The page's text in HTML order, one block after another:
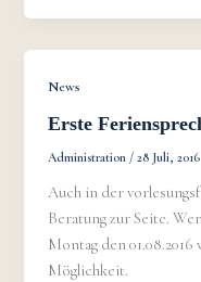
News
Erste
Administration /28 Juli, 2016
Auch in der
Beratung zur Seite.
Montag den 01.08.2016
Möglichkeit.